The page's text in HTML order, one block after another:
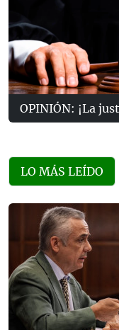
OPINIÓN: ¡La
LO MÁS LEÍDO